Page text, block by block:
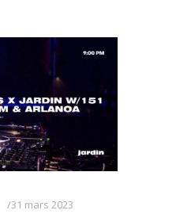
31 mars 2023